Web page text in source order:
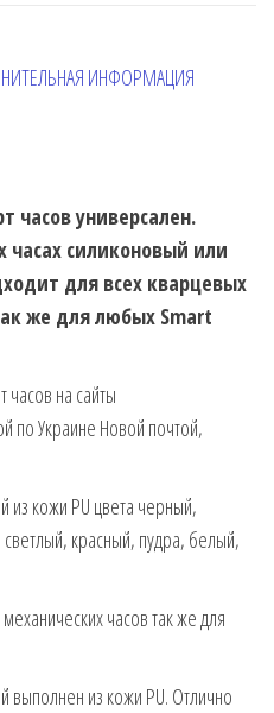
ИНФОРМАЦИЯ
часов универсален.
силиконовый или
для всех кварцевых
же для любых Smart
часов на сайты
по Украине Новой почтой,
из кожи PU цвета черный,
красный, пудра, белый,
часов так же для
выполнен из кожи PU. Отлично